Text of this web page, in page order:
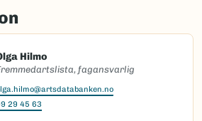
Hilmo
fagansvarlig
29 45 63